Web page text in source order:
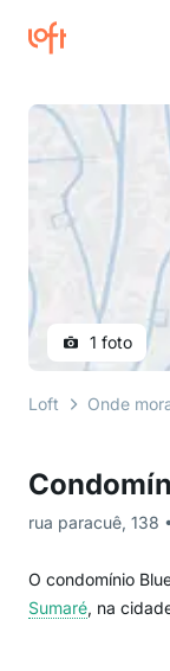
rua paracuê, 138
O condomínio
Sumaré, na
1 foto
Loft Onde